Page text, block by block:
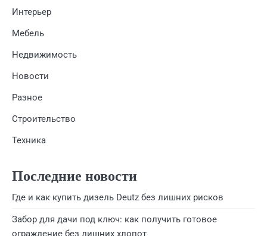
Интерьер
Мебель
Недвижимость
Новости
Разное
Строительство
Техника
Последние новости
Где и как купить дизель Deutz без лишних рисков
Забор для дачи под ключ: как получить готовое
ограждение без лишних хлопот